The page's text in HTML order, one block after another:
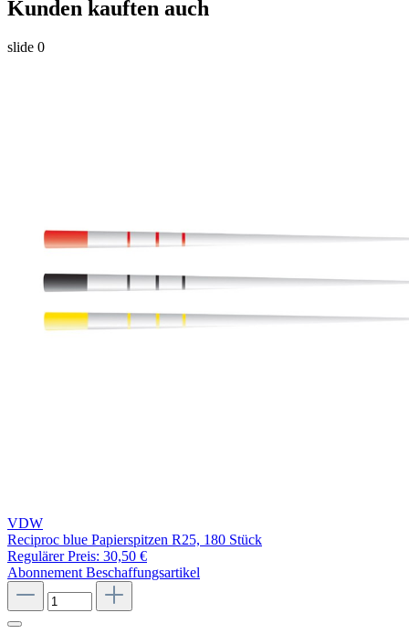
Kunden kauften auch
slide 0
VDW
Reciproc blue Papierspitzen R25, 180 Stück
Regulärer Preis: 30,50 €
Abonnement Beschaffungsartikel